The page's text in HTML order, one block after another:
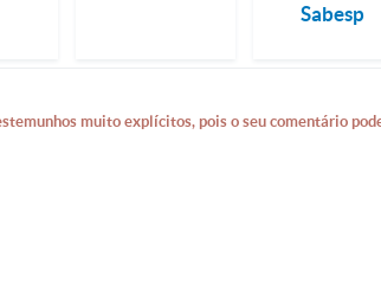
Sabesp
muito explícitos, pois o seu comentário